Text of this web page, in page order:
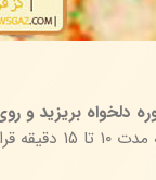
دلخواه بریزید و
فر از قبل